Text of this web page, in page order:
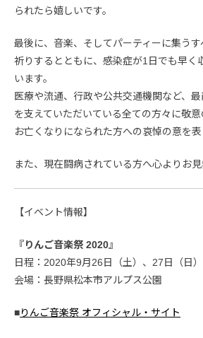
られたら嬉しいです。
最後に、音楽、そしてパーティーに集う
祈りするとともに、感染症が1日でも早く
います。
医療や流通、行政や公共交通機関など、
を支えていただいている全ての方々に敬意
お亡くなりになられた方への哀悼の意を表
また、現在闘病されている方へ心よりお見
【イベント情報】
『りんご音楽祭 2020』
日程：2020年9月26日（土）、27日（日）
会場：長野県松本市アルプス公園
■りんご音楽祭 オフィシャル・サイト